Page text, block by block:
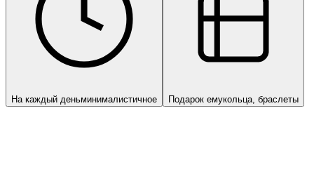
На каждый деньминималистичное Подарок емукольца, браслеты